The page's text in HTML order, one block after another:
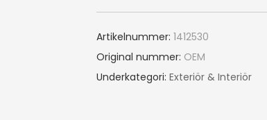
Artikelnummer: 1412530
Original nummer: OEM
Underkategori: Exteriör & Interiör